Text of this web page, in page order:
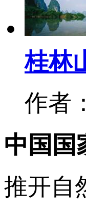
桂林
作者
中国国
推开自